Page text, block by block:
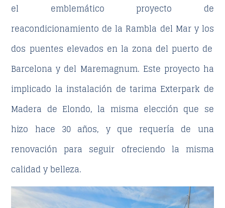
el emblemático proyecto de
reacondicionamiento de la Rambla del Mary los
dos puentes elevados en la zona del puerto de
Barcelona y del Maremagnum. Este proyecto ha
implicado la instalación de tarima Exterpark de
Madera de Elondo, la misma elección que se
hizo hace 30 años, y que requería de una
renovación para seguir ofreciendo la misma
calidad y belleza.